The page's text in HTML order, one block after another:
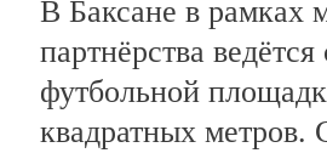
В Баксане в рамках
партнёрства
футбольной
квадратных метров.